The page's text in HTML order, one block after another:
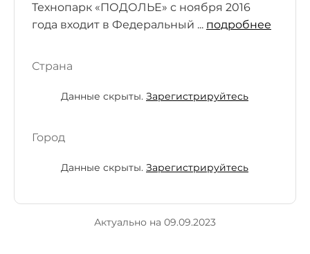
Технопарк «ПОДОЛЬЕ» с ноября 2016
года входит в Федеральный ... подробнее
Страна
Данные скрыты. Зарегистрируйтесь
Город
Данные скрыты. Зарегистрируйтесь
Актуально на 09.09.2023